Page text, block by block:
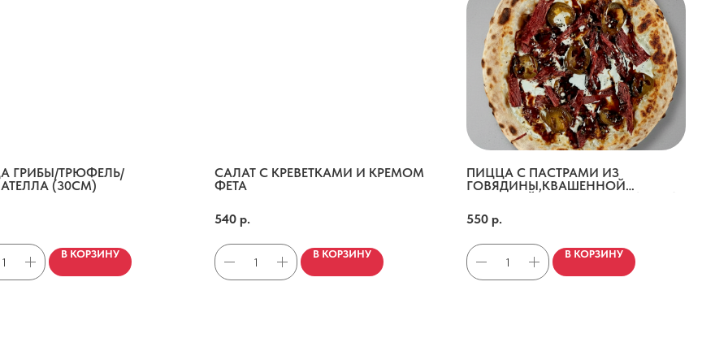
ГРИБЫ/ТРЮФЕЛЬ/
(30СМ)
В КОРЗИНУ
САЛАТ С КРЕВЕТКАМИ И КРЕМОМ
ФЕТА
540 р.
В КОРЗИНУ
ПИЦЦА С ПАСТРАМИ ИЗ
ГОВЯДИНЫ,КВАШЕННОЙ
550 р.
В КОРЗИНУ